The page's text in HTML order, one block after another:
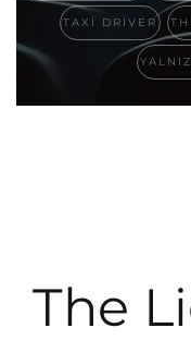
TAXI DRIVER
The